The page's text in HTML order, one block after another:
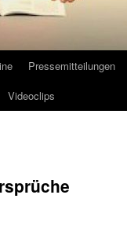
Pressemitteilungen
Videoclips